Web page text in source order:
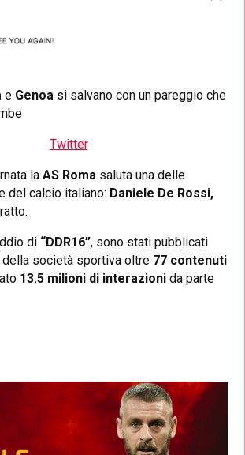
e Genoa si salvano con un pareggio che
Twitter
laAS Roma saluta una delle
del calcio italiano: Daniele De Rossi,
di “DDR16”, sono stati pubblicati
società sportiva oltre 77 contenuti
13.5 milioni di interazioni da parte